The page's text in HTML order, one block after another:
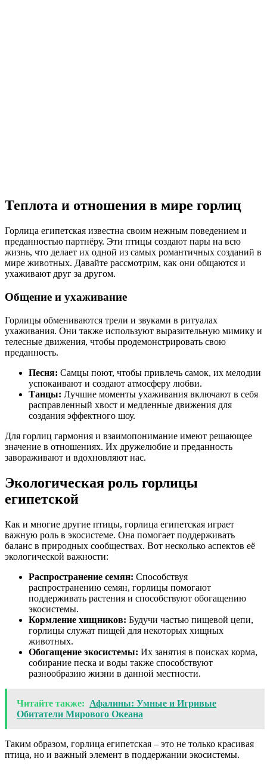
Теплота и отношения в мире горлиц
Горлица египетская известна своим нежным поведением и
преданностью партнёру. Эти птицы создают пары на всю
жизнь, что делает их одной из самых романтичных созданий в
мире животных. Давайте рассмотрим, как они общаются и
ухаживают друг за другом.
Общение и ухаживание
Горлицы обмениваются трели и звуками в ритуалах
ухаживания. Они также используют выразительную мимику и
телесные движения, чтобы продемонстрировать свою
преданность.
Песня: Самцы поют, чтобы привлечь самок, их мелодии
успокаивают и создают атмосферу любви.
Танцы: Лучшие моменты ухаживания включают в себя
расправленный хвост и медленные движения для
создания эффектного шоу.
Для горлиц гармония и взаимопонимание имеют решающее
значение в отношениях. Их дружелюбие и преданность
завораживают и вдохновляют нас.
Экологическая роль горлицы
египетской
Как и многие другие птицы, горлица египетская играет
важную роль в экосистеме. Она помогает поддерживать
баланс в природных сообществах. Вот несколько аспектов её
экологической важности:
Распространение семян: Способствуя
распространению семян, горлицы помогают
поддерживать растения и способствуют обогащению
экосистемы.
Кормление хищников: Будучи частью пищевой цепи,
горлицы служат пищей для некоторых хищных
животных.
Обогащение экосистемы: Их занятия в поисках корма,
собирание песка и воды также способствуют
разнообразию жизни в данной местности.
Читайте также: Афалины: Умные и Игривые
Обитатели Мирового Океана
Таким образом, горлица египетская – это не только красивая
птица, но и важный элемент в поддержании экосистемы.